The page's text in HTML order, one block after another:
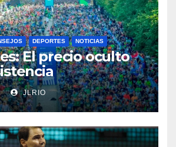
DEPORTES NOTICIAS
El precio oculto
JLRIO